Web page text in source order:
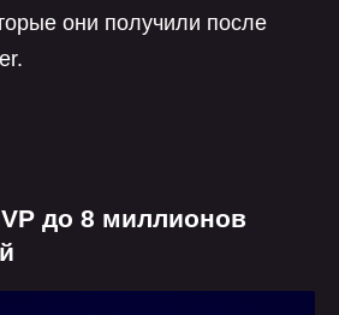
они получили после
до 8 миллионов